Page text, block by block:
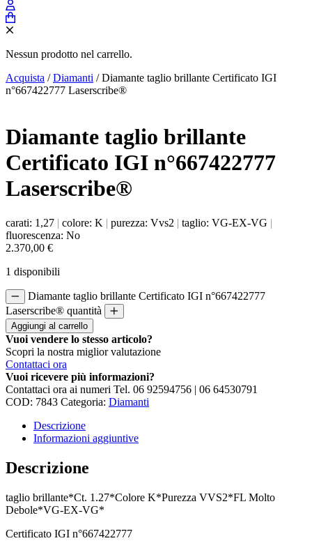
Nessun prodotto nel carrello.
Acquista /Diamanti / Diamante taglio brillante Certificato IGI
n°667422777 Laserscribe®
Diamante taglio brillante
Certificato IGI n°667422777
Laserscribe®
carati: 1,27 | colore: K | purezza: Vvs2 | taglio: VG-EX-VG |
fluorescenza: No
2.370,00 €
1 disponibili
Diamante taglio brillante Certificato IGI n°667422777
Laserscribe® quantità
Aggiungi al carrello
Vuoi vendere lo stesso articolo?
Scopri la nostra miglior valutazione
Contattaci ora
Vuoi ricevere più informazioni?
Contattaci ora ai numeri Tel. 06 92594756 | 06 64530791
COD: 7843 Categoria: Diamanti
Descrizione
Informazioni aggiuntive
Descrizione
taglio brillante*Ct. 1.27*Colore K*Purezza VVS2*FL Molto
Debole*VG-EX-VG*
Certificato IGI n°667422777